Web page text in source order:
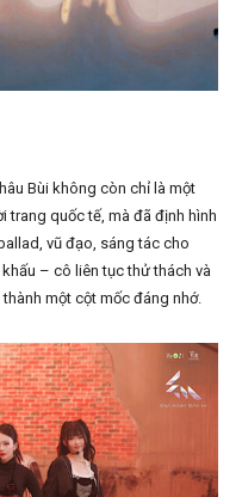
Bùi không còn chỉ là một
trang quốc tế, mà đã định hình
vũ đạo, sáng tác cho
– cô liên tục thử thách và
một cột mốc đáng nhớ.